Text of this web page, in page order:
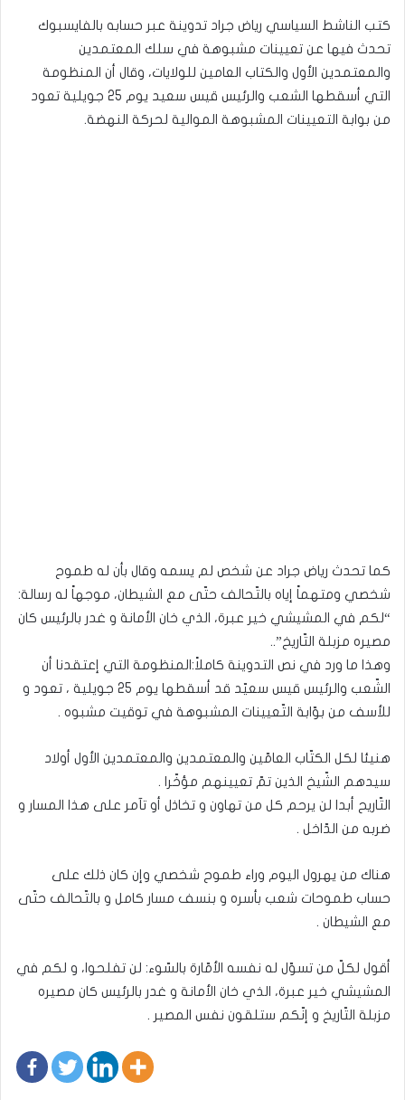
كتب الناشط السياسي رياض جراد تدوينة عبر حسابه بالفايسبوك
تحدث فيها عن تعيينات مشبوهة في سلك المعتمدين
والمعتمدين الأول والكتاب العامين للولايات، وقال أن المنظومة
التي أسقطها الشعب والرئيس قيس سعيد يوم 25 جويلية تعود
من بوابة التعيينات المشبوهة الموالية لحركة النهضة.
كما تحدث رياض جراد عن شخص لم يسمه وقال بأن له طموح
شخصي ومتهماً إياه بالتّحالف حتّى مع الشيطان، موجهاً له رسالة:
“لكم في المشيشي خير عبرة، الذي خان الأمانة و غدر بالرئيس كان
مصيره مزبلة التّاريخ”..
وهذا ما ورد في نص التدوينة كاملاً:المنظومة التي إعتقدنا أن
الشّعب والرئيس قيس سعيّد قد أسقطها يوم 25 جويلية ، تعود و
للأسف من بوّابة التّعيينات المشبوهة في توقيت مشبوه .
هنيئا لكل الكتّاب العامّين والمعتمدين والمعتمدين الأول أولاد
سيدهم الشّيخ الذين تمّ تعيينهم مؤخّرا .
التّاريح أبدا لن يرحم كل من تهاون و تخاذل أو تآمر على هذا المسار و
ضربه من الدّاخل .
هناك من يهرول اليوم وراء طموح شخصي وإن كان ذلك على
حساب طموحات شعب بأسره و بنسف مسار كامل و بالتّحالف حتّى
مع الشيطان .
أقول لكلّ من تسوّل له نفسه الأمّارة بالسّوء: لن تفلحوا، و لكم في
المشيشي خير عبرة، الذي خان الأمانة و غدر بالرئيس كان مصيره
مزبلة التّاريخ و إنّكم ستلقون نفس المصير .